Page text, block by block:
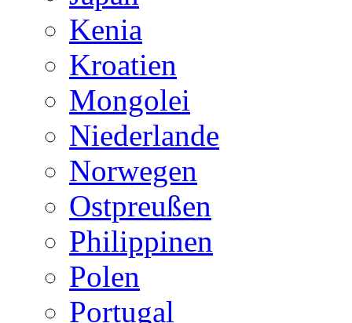
Kenia
Kroatien
Mongolei
Niederlande
Norwegen
Ostpreußen
Philippinen
Polen
Portugal